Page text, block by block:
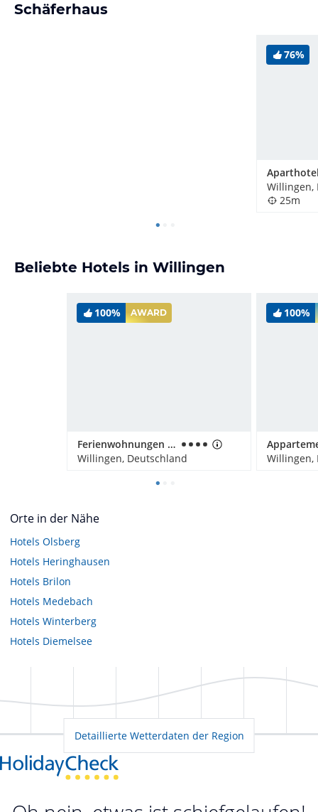
Schäferhaus
76%
Willingen,
25m
Beliebte Hotels in Willingen
100% AWARD
Ferienwohnungen Landhaus Meran
Willingen, Deutschland
100%
Willingen,
Orte in der Nähe
Hotels Olsberg
Hotels Heringhausen
Hotels Brilon
Hotels Medebach
Hotels Winterberg
Hotels Diemelsee
Detaillierte Wetterdaten der Region